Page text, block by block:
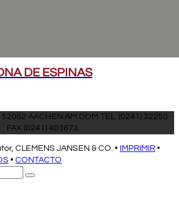
DE ESPINAS
AACHEN AM DOM TEL. (0241) 32250 ·
FAX (0241) 403673
CLEMENS JANSEN & CO. • IMPRIMIR •
• CONTACTO
Enviar